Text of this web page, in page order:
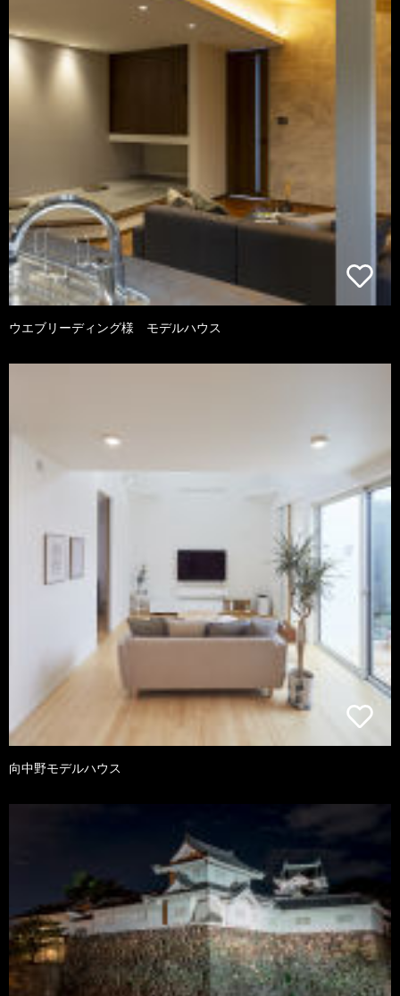
ウエブリーディング様 モデルハウス
向中野モデルハウス